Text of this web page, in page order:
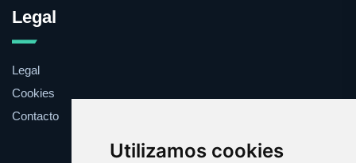
Utilizamos cookies
Legal
Legal
Cookies
Contacto